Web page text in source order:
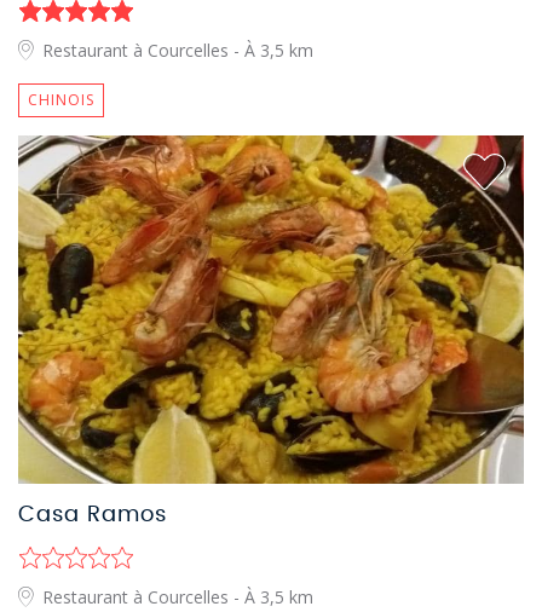
Restaurant à Courcelles - À 3,5 km
CHINOIS
Casa Ramos
Restaurant à Courcelles - À 3,5 km